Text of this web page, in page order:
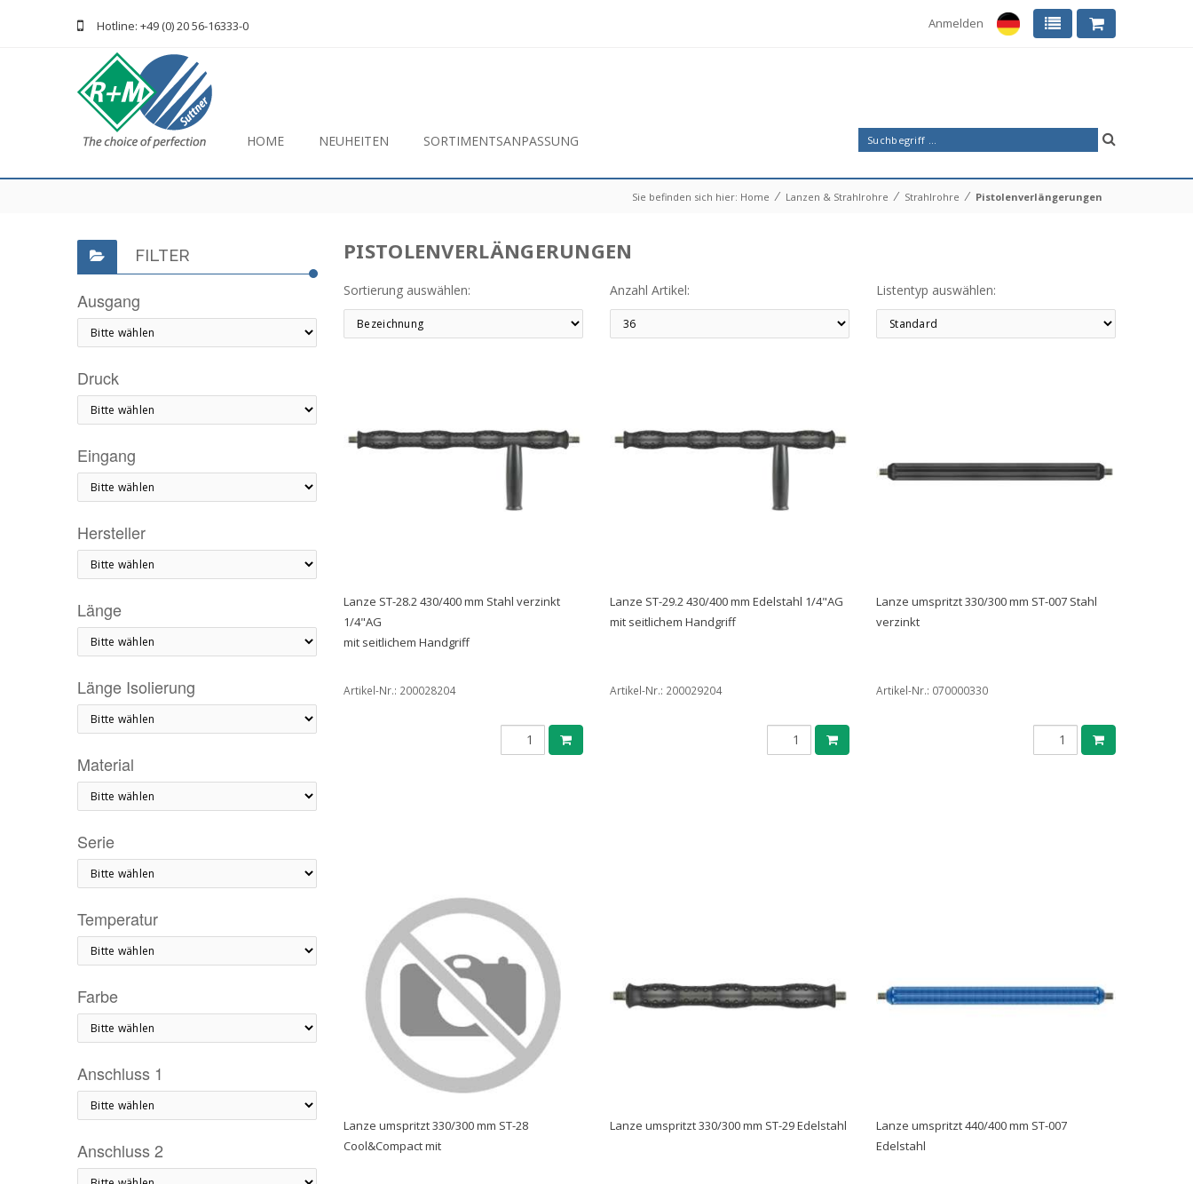
Anmelden
Hotline: +49 (0) 20 56-16333-0
HOME NEUHEITEN SORTIMENTSANPASSUNG
Sie befinden sich hier: Home ⁄ Lanzen & Strahlrohre ⁄ Strahlrohre ⁄ Pistolenverlängerungen
FILTER
Ausgang
Druck
Eingang
Hersteller
Länge
Länge Isolierung
Material
Serie
Temperatur
Farbe
Anschluss 1
Anschluss 2
PISTOLENVERLÄNGERUNGEN
Sortierung auswählen: Anzahl Artikel: Listentyp auswählen:
Lanze ST-28.2 430/400 mm Stahl verzinkt
1/4"AG
mit seitlichem Handgriff
Artikel-Nr.: 200028204
Lanze ST-29.2 430/400 mm Edelstahl 1/4"AG
mit seitlichem Handgriff
Artikel-Nr.: 200029204
Lanze umspritzt 330/300 mm ST-007 Stahl
verzinkt
Artikel-Nr.: 070000330
Lanze umspritzt 330/300 mm ST-28
Cool&Compact mit
Lanze umspritzt 330/300 mm ST-29 Edelstahl
Lanze umspritzt 440/400 mm ST-007
Edelstahl